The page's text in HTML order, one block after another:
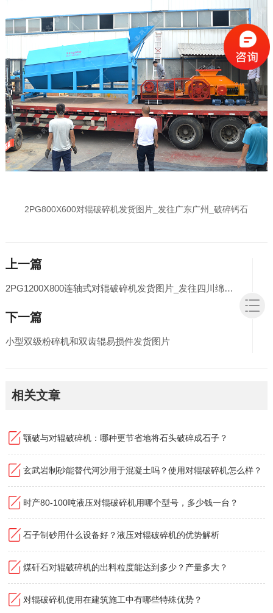
2PG800X600对辊破碎机发货图片_发往广东广州_破碎钙石
上一篇
2PG1200X800连轴式对辊破碎机发货图片_发往四川绵阳_鹅卵石制砂
下一篇
小型双级粉碎机和双齿辊易损件发货图片
相关文章
颚破与对辊破碎机：哪种更节省地将石头破碎成石子？
玄武岩制砂能替代河沙用于混凝土吗？使用对辊破碎机怎么样？
时产80-100吨液压对辊破碎机用哪个型号，多少钱一台？
石子制砂用什么设备好？液压对辊破碎机的优势解析
煤矸石对辊破碎机的出料粒度能达到多少？产量多大？
对辊破碎机使用在建筑施工中有哪些特殊优势？